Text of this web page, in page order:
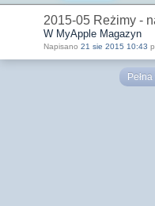
2015-05 Reżimy -
W MyApple Magazyn
Napisano 21 sie 2015 10:43